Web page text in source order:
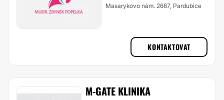
Masarykovo nám. 2667, Pardubice
KONTAKTOVAT
M-GATE KLINIKA